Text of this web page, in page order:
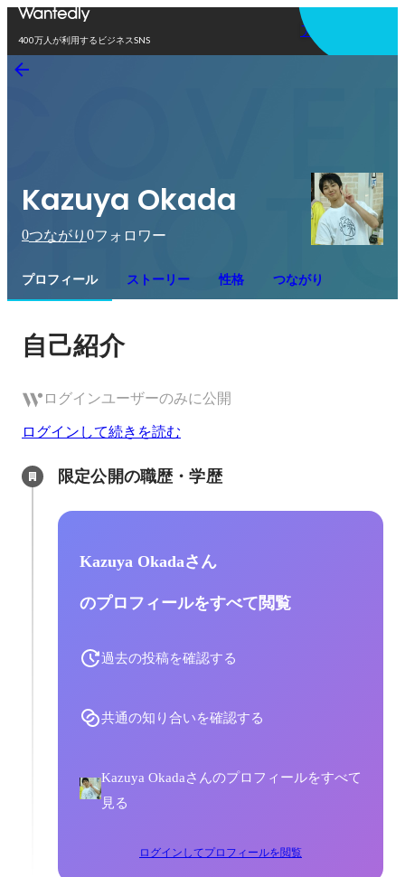
400万人が利用するビジネスSNS
アプリを使う
Kazuya Okada
0つながり 0フォロワー
プロフィール ストーリー 性格 つながり
自己紹介
ログインユーザーのみに公開
ログインして続きを読む
限定公開の職歴・学歴
Kazuya Okadaさん
のプロフィールをすべて閲覧
過去の投稿を確認する
共通の知り合いを確認する
Kazuya Okadaさんのプロフィールをすべて
見る
ログインしてプロフィールを閲覧